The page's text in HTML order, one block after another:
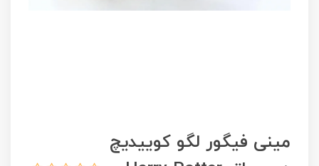
مینی فیگور لگو کوییدیچ